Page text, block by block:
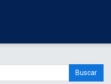
Buscar